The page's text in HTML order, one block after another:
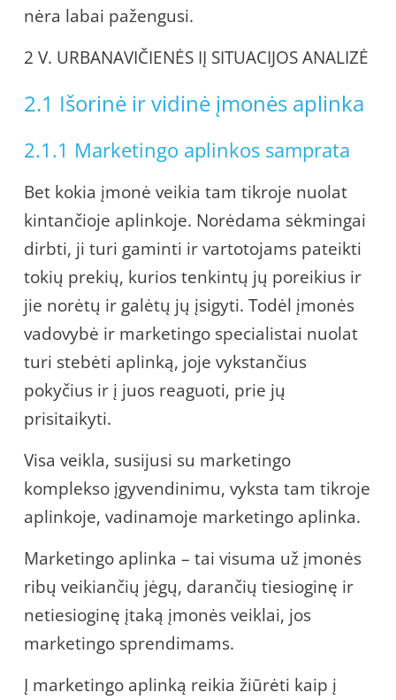
nėra labai pažengusi.
2 V. URBANAVIČIENĖS IĮ SITUACIJOS ANALIZĖ
2.1 Išorinė ir vidinė įmonės aplinka
2.1.1 Marketingo aplinkos samprata
Bet kokia įmonė veikia tam tikroje nuolat
kintančioje aplinkoje. Norėdama sėkmingai
dirbti, ji turi gaminti ir vartotojams pateikti
tokių prekių, kurios tenkintų jų poreikius ir
jie norėtų ir galėtų jų įsigyti. Todėl įmonės
vadovybė ir marketingo specialistai nuolat
turi stebėti aplinką, joje vykstančius
pokyčius ir į juos reaguoti, prie jų
prisitaikyti.
Visa veikla, susijusi su marketingo
komplekso įgyvendinimu, vyksta tam tikroje
aplinkoje, vadinamoje marketingo aplinka.
Marketingo aplinka – tai visuma už įmonės
ribų veikiančių jėgų, darančių tiesioginę ir
netiesioginę įtaką įmonės veiklai, jos
marketingo sprendimams.
Į marketingo aplinką reikia žiūrėti kaip į